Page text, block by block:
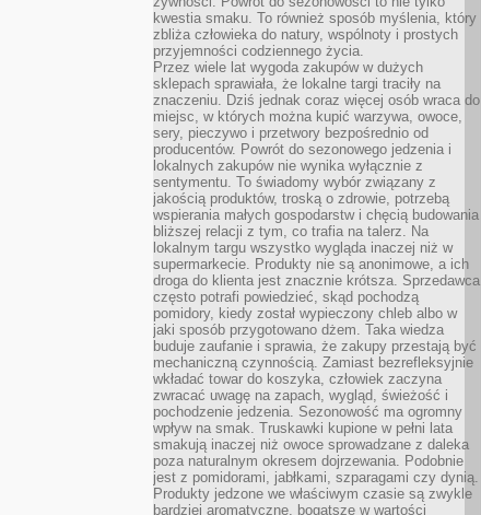
kwestia smaku. To również sposób myślenia, który
zbliża człowieka do natury, wspólnoty i prostych
przyjemności codziennego życia.
Przez wiele lat wygoda zakupów w dużych
sklepach sprawiała, że lokalne targi traciły na
znaczeniu. Dziś jednak coraz więcej osób wraca do
miejsc, w których można kupić warzywa, owoce,
sery, pieczywo i przetwory bezpośrednio od
producentów. Powrót do sezonowego jedzenia i
lokalnych zakupów nie wynika wyłącznie z
sentymentu. To świadomy wybór związany z
jakością produktów, troską o zdrowie, potrzebą
wspierania małych gospodarstw i chęcią budowania
bliższej relacji z tym, co trafia na talerz. Na
lokalnym targu wszystko wygląda inaczej niż w
supermarkecie. Produkty nie są anonimowe, a ich
droga do klienta jest znacznie krótsza. Sprzedawca
często potrafi powiedzieć, skąd pochodzą
pomidory, kiedy został wypieczony chleb albo w
jaki sposób przygotowano dżem. Taka wiedza
buduje zaufanie i sprawia, że zakupy przestają być
mechaniczną czynnością. Zamiast bezrefleksyjnie
wkładać towar do koszyka, człowiek zaczyna
zwracać uwagę na zapach, wygląd, świeżość i
pochodzenie jedzenia. Sezonowość ma ogromny
wpływ na smak. Truskawki kupione w pełni lata
smakują inaczej niż owoce sprowadzane z daleka
poza naturalnym okresem dojrzewania. Podobnie
jest z pomidorami, jabłkami, szparagami czy dynią.
Produkty jedzone we właściwym czasie są zwykle
bardziej aromatyczne, bogatsze w wartości